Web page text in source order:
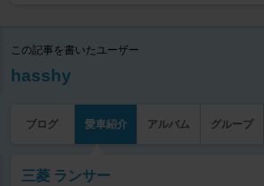
この記事を書いたユーザー
hasshy
ブログ 愛車紹介 アルバム グループ
三菱 ランサー